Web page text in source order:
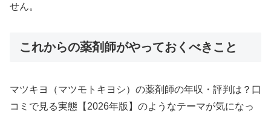
せん。
これからの薬剤師がやっておくべきこと
マツキヨ（マツモトキヨシ）の薬剤師の年収・評判は？口
コミで見る実態【2026年版】のようなテーマが気になっ